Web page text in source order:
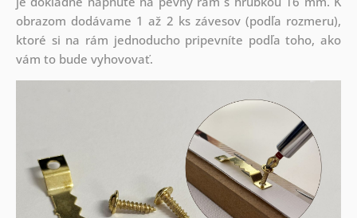
obrazom dodávame 1 až 2 ks závesov (podľa rozmeru),
ktoré si na rám jednoducho pripevníte podľa toho, ako
vám to bude vyhovovať.